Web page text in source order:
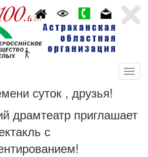
суток , друзья!
драмтеатр приглашает
с